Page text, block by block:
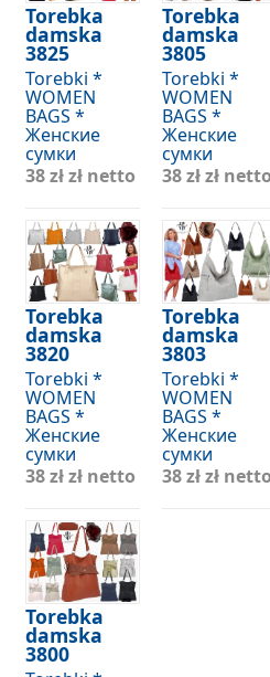
Torebka
damska
3825
Torebki *
WOMEN
BAGS *
Женские
сумки
38 złzł netto
Torebka
damska
3820
Torebki *
WOMEN
BAGS *
Женские
сумки
38 złzł netto
Torebka
damska
3805
Torebki *
WOMEN
BAGS *
Женские
сумки
38 złzł netto
Torebka
damska
3803
Torebki *
WOMEN
BAGS *
Женские
сумки
38 złzł netto
Torebka
damska
3800